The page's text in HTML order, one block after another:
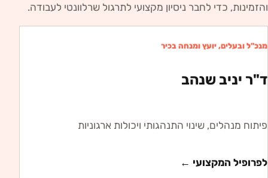
והזמינות, כדי לחבר ניסיון מקצועי לתרגול שרלוונטי לעבודה.
מנכ"ל ובעלים, יועץ ומנחה בכיר
ד"ר יניב שנהב
פיתוח מנהלים, שינוי התנהגותי ויכולות ארגוניות
לפרופיל המקצועי ←